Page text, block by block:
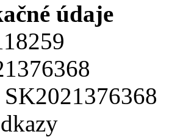
údaje